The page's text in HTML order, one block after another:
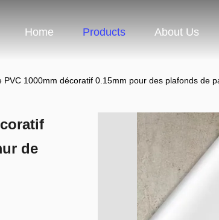
Home Products About Us
PVC 1000mm décoratif 0.15mm pour des plafonds de
de